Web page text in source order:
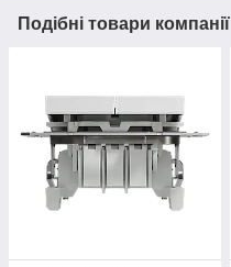
Подібні товари компанії